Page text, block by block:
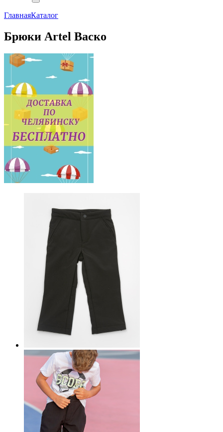
ГлавнаяКаталог
Брюки Artel Васко